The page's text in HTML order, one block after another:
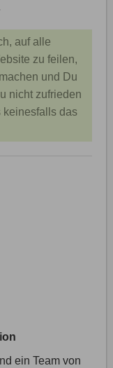
auf alle
zu feilen,
und Du
nicht zufrieden
keinesfalls das
ein Team von